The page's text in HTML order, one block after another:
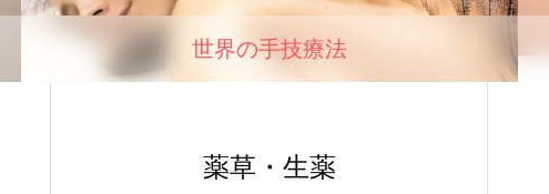
世界の手技療法
薬草・生薬